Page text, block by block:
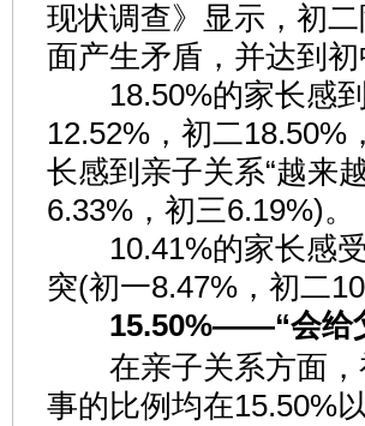
现状调查》显示，初
面产生矛盾，并达到
18.50%的家长感到
12.52%，初二18.50%
长感到亲子关系“越来
6.33%，初三6.19%)。
10.41%的家长感受
突(初一8.47%，初二
15.50%——“会给
在亲子关系方面，
事的比例均在15.50%